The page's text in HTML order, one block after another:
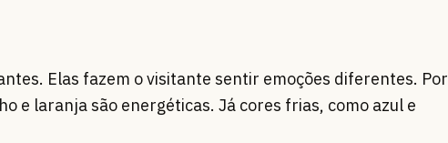
Elas fazem o visitante sentir emoções diferentes. Por
e laranja são energéticas. Já cores frias, como azul e